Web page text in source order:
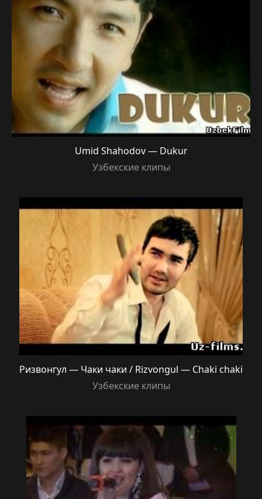
Umid Shahodov — Dukur
Узбекские клипы
Ризвонгул — Чаки чаки / Rizvongul — Chaki chaki
Узбекские клипы